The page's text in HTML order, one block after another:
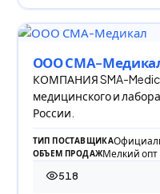
ООО СМА-
КОМПАНИЯ SMA-
медицинского и
России.
ТИП ПОСТАВЩИКА
ОБЪЕМ ПРОДАЖМелкий опт
518
518 просмотров